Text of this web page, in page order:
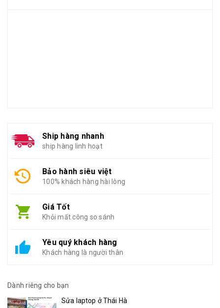
Ship hàng nhanh
ship hàng linh hoạt
Bảo hành siêu việt
100% khách hàng hài lòng
Giá Tốt
Khỏi mất công so sánh
Yêu quý khách hàng
Khách hàng là người thân
Dành riêng cho bạn
Sửa laptop ở Thái Hà